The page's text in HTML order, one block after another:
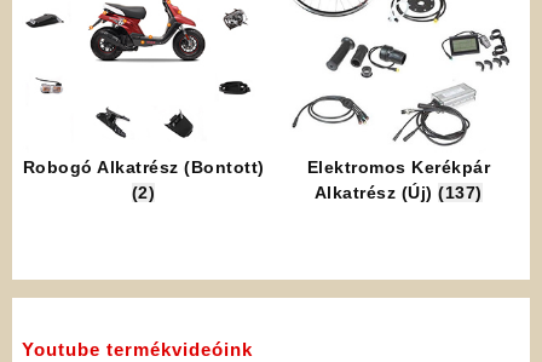
Robogó Alkatrész (Bontott)
(2)
Elektromos Kerékpár
Alkatrész (Új)(137)
Youtube termékvideóink